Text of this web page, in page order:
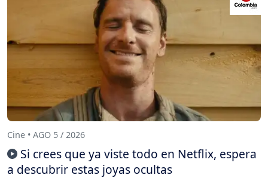
Cine • AGO 5 / 2026
Si crees que ya viste todo en Netflix, espera
a descubrir estas joyas ocultas